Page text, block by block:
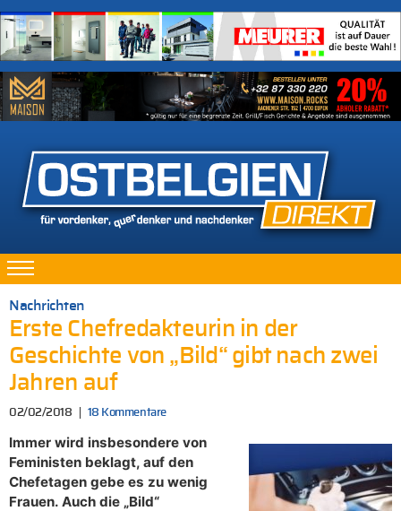
Nachrichten
Erste Chefredakteurin in der
Geschichte von „Bild“ gibt nach zwei
Jahren auf
02/02/2018 18 Kommentare
Immer wird insbesondere von
Feministen beklagt, auf den
Chefetagen gebe es zu wenig
Frauen. Auch die „Bild“